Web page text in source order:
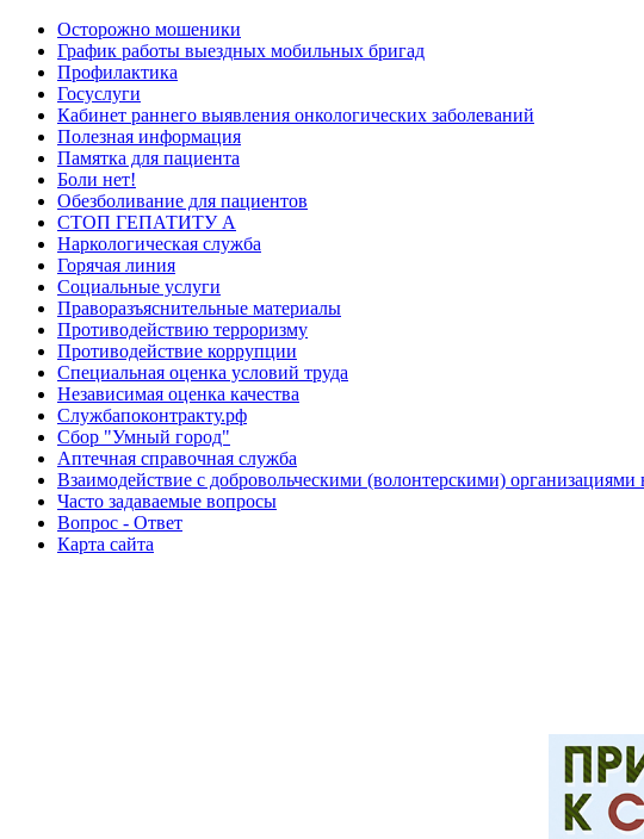
Осторожно мошеники
График работы выездных мобильных бригад
Профилактика
Госуслуги
Кабинет раннего выявления онкологических заболеваний
Полезная информация
Памятка для пациента
Боли нет!
Обезболивание для пациентов
СТОП ГЕПАТИТУ А
Наркологическая служба
Горячая линия
Социальные услуги
Праворазъяснительные материалы
Противодействию терроризму
Противодействие коррупции
Специальная оценка условий труда
Независимая оценка качества
Службапоконтракту.рф
Сбор "Умный город"
Аптечная справочная служба
Взаимодействие с добровольческими (волонтерскими) организациями
Часто задаваемые вопросы
Вопрос - Ответ
Карта сайта